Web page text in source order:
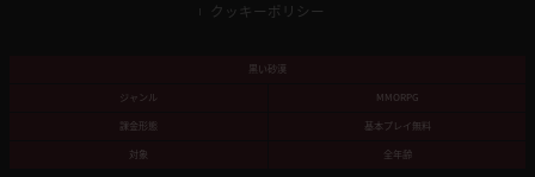
クッキーポリシー
黒い砂漠
ジャンル
MMORPG
課金形態
基本プレイ無料
対象
全年齢